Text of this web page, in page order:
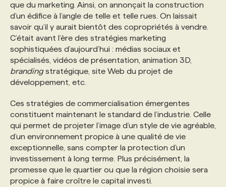
que du marketing. Ainsi, on annonçait la construction
d’un édifice à l’angle de telle et telle rues. On laissait
savoir qu’il y aurait bientôt des copropriétés à vendre.
C’était avant l’ère des stratégies marketing
sophistiquées d’aujourd’hui : médias sociaux et
spécialisés, vidéos de présentation, animation 3D,
brandingstratégique, site Web du projet de
développement, etc.
Ces stratégies de commercialisation émergentes
constituent maintenant le standard de l’industrie. Celle
qui permet de projeter l’image d’un style de vie agréable,
d’un environnement propice à une qualité de vie
exceptionnelle, sans compter la protection d’un
investissement à long terme. Plus précisément, la
promesse que le quartier ou que la région choisie sera
propice à faire croître le capital investi.